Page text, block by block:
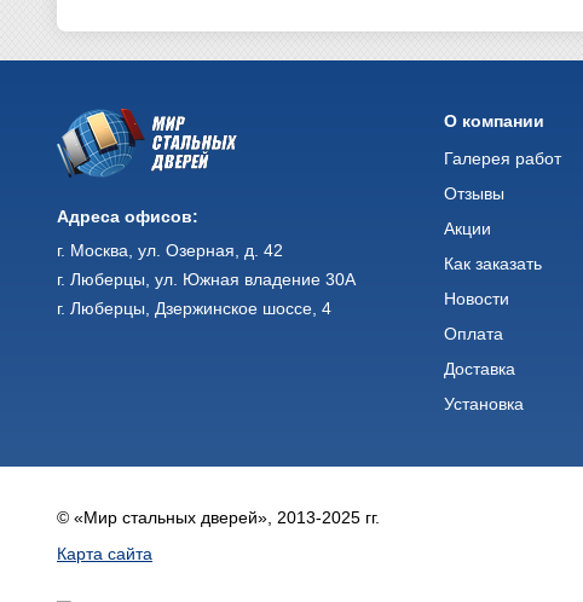
Адреса офисов:
г. Москва, ул. Озерная, д. 42
г. Люберцы, ул. Южная владение 30А
г. Люберцы, Дзержинское шоссе, 4
О компании
Галерея работ
Отзывы
Акции
Как заказать
Новости
Оплата
Доставка
Установка
© «Мир стальных дверей», 2013-2025 гг.
Карта сайта